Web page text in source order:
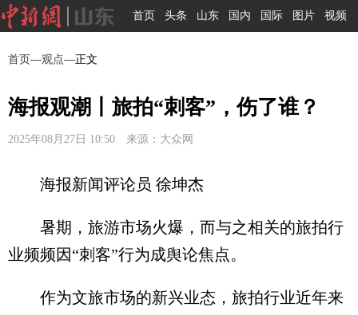
首页 头条 山东 国内 国际 图片 视频
首页—观点—正文
海报观潮丨旅拍“刺客”，伤了谁？
2025年08月27日 10:50 来源：大众网
海报新闻评论员 徐坤杰
暑期，旅游市场火爆，而与之相关的旅拍行
业频频因“刺客”行为成舆论焦点。
作为文旅市场的新兴业态，旅拍行业近年来